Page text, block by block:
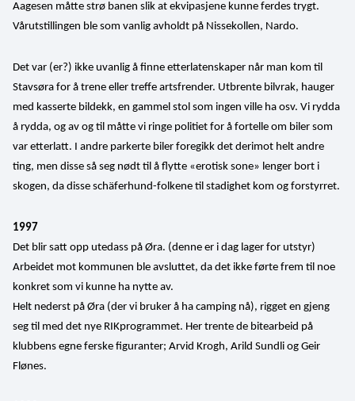
Aagesen måtte strø banen slik at ekvipasjene kunne ferdes trygt.
Vårutstillingen ble som vanlig avholdt på Nissekollen, Nardo.
Det var (er?) ikke uvanlig å finne etterlatenskaper når man kom til
Stavsøra for å trene eller treffe artsfrender. Utbrente bilvrak, hauger
med kasserte bildekk, en gammel stol som ingen ville ha osv. Vi rydda
å rydda, og av og til måtte vi ringe politiet for å fortelle om biler som
var etterlatt. I andre parkerte biler foregikk det derimot helt andre
ting, men disse så seg nødt til å flytte «erotisk sone» lenger bort i
skogen, da disse schäferhund-folkene til stadighet kom og forstyrret.
1997
Det blir satt opp utedass på Øra. (denne er i dag lager for utstyr)
Arbeidet mot kommunen ble avsluttet, da det ikke førte frem til noe
konkret som vi kunne ha nytte av.
Helt nederst på Øra (der vi bruker å ha camping nå), rigget en gjeng
seg til med det nye RIKprogrammet. Her trente de bitearbeid på
klubbens egne ferske figuranter; Arvid Krogh, Arild Sundli og Geir
Flønes.